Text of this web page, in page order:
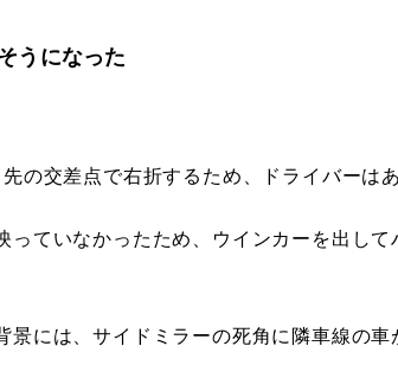
うになった
の交差点で右折するため、ドライバーは
っていなかったため、ウインカーを出し
景には、サイドミラーの死角に隣車線の車